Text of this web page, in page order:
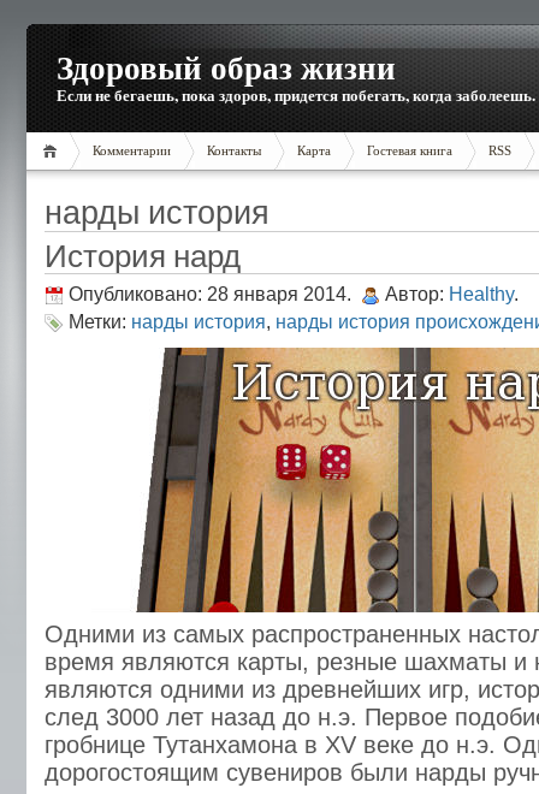
Здоровый образ жизни
Если не бегаешь, пока здоров, придется побегать, когда заболеешь.
Комментарии Контакты Карта Гостевая книга RSS
нарды история
История нард
Опубликовано: 28 января 2014. Автор: Healthy.
Метки: нарды история, нарды история
Одними из самых распространенных
время являются карты, резные шахматы
являются одними из древнейших игр,
след 3000 лет назад до н.э. Первое
гробнице Тутанхамона в ХV веке до н.э.
дорогостоящим сувениров были нарды